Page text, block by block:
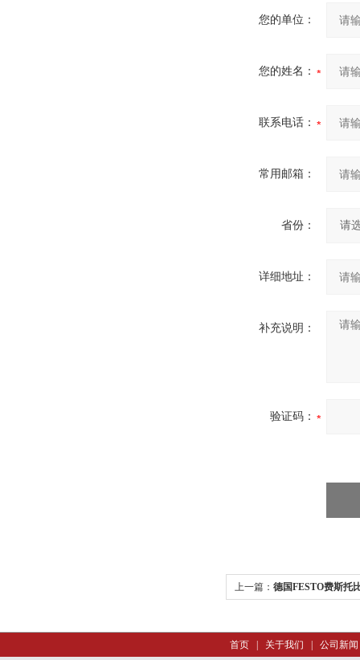
您的单位：
您的姓名：
联系电话：
常用邮箱：
省份：
详细地址：
补充说明：
验证码：
上一篇： 德国FESTO费斯托
首页| 关于我们 公司新闻